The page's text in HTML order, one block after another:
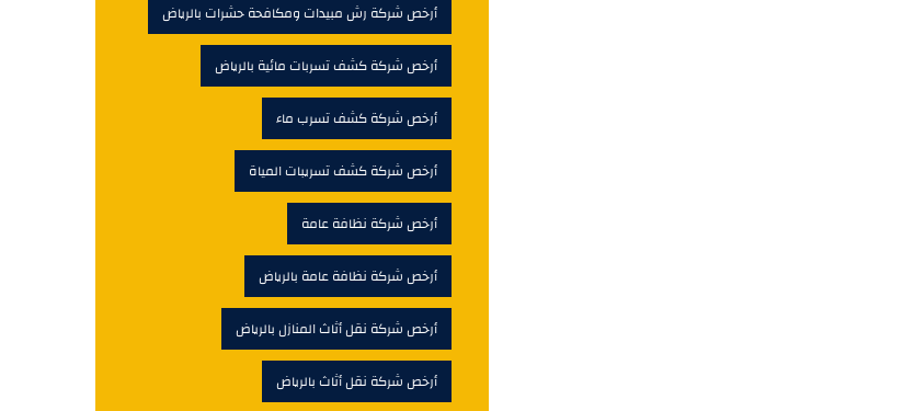
أرخص شركة رش مبيدات ومكافحة حشرات بالرياض
أرخص شركة كشف تسربات مائية بالرياض
أرخص شركة كشف تسرب ماء
أرخص شركة كشف تسريبات المياة
أرخص شركة نظافة عامة
أرخص شركة نظافة عامة بالرياض
أرخص شركة نقل أثاث المنازل بالرياض
أرخص شركة نقل أثاث بالرياض